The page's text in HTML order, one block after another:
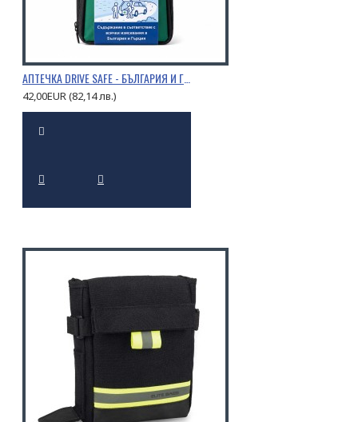
АПТЕЧКА DRIVE SAFE - БЪЛГАРИЯ И ГЪРЦИЯ
42,00EUR (82,14 лв.)